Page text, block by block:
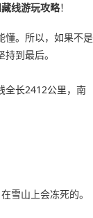
线游玩攻略！
懂。所以，如果不是
到最后。
全长2412公里，南
雪山上会冻死的。